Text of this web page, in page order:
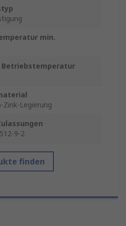
min.
Betriebstemperatur
Zink-Legierung
9-2
finden